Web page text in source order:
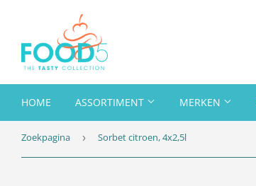
HOME ASSORTIMENT MERKEN
Zoekpagina › Sorbet citroen, 4x2,5l